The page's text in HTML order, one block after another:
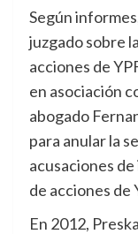
Según
juzgado sobre
acciones de
en asociación
abogado
para anular la
acusaciones
de acciones de
En 2012,